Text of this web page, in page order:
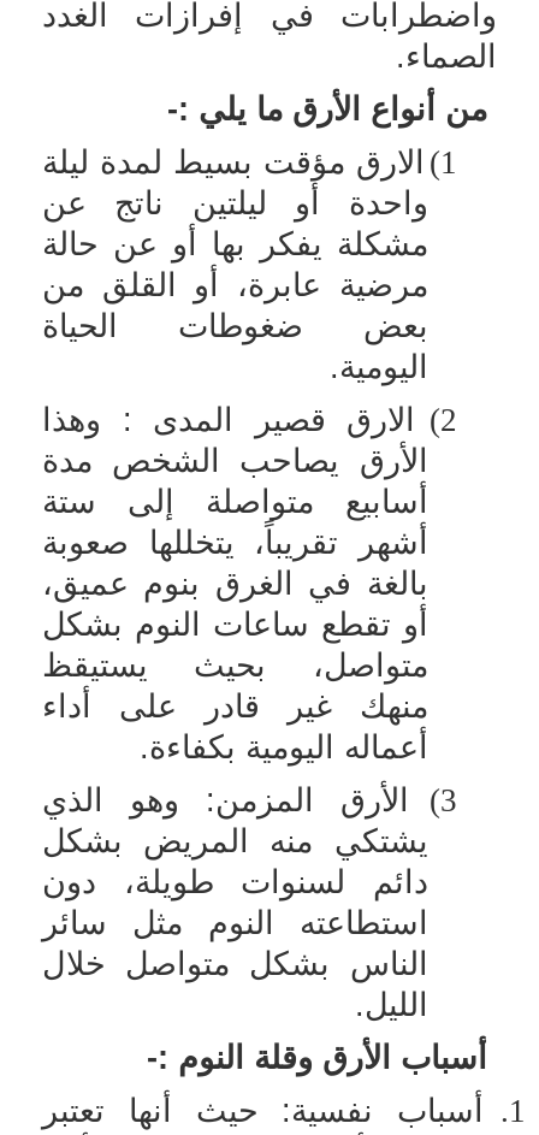
واضطرابات في إفرازات الغدد
الصماء.
من أنواع الأرق ما يلي :-
1)
الارق مؤقت بسيط لمدة ليلة
واحدة أو ليلتين ناتج عن
مشكلة يفكر بها أو عن حالة
مرضية عابرة، أو القلق من
بعض ضغوطات الحياة
اليومية.
2)
الارق قصير المدى : وهذا
الأرق يصاحب الشخص مدة
أسابيع متواصلة إلى ستة
أشهر تقريباً، يتخللها صعوبة
بالغة في الغرق بنوم عميق،
أو تقطع ساعات النوم بشكل
متواصل، بحيث يستيقظ
منهك غير قادر على أداء
أعماله اليومية بكفاءة.
3)
الأرق المزمن: وهو الذي
يشتكي منه المريض بشكل
دائم لسنوات طويلة، دون
استطاعته النوم مثل سائر
الناس بشكل متواصل خلال
الليل.
أسباب الأرق وقلة النوم :-
1.
أسباب نفسية: حيث أنها تعتبر